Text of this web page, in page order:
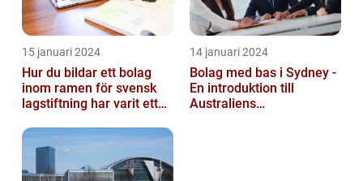
15 januari 2024
Hur du bildar ett bolag
inom ramen för svensk
lagstiftning har varit ett
läng...
14 januari 2024
Bolag med bas i Sydney -
En introduktion till
Australiens